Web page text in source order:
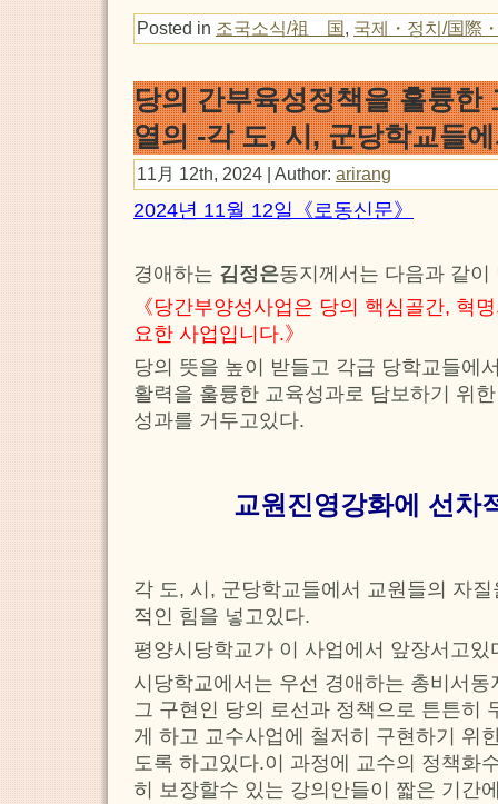
Posted in 조국소식/祖 国, 국제・정치/国際
당의 간부육성정책을 훌륭한
열의 -각 도, 시, 군당학교들
11月 12th, 2024 | Author: arirang
2024년 11월 12일《로동신문》
경애하는 김정은동지께서는 다음과 같이
《당간부양성사업은 당의 핵심골간, 혁
요한 사업입니다.》
당의 뜻을 높이 받들고 각급 당학교들에
활력을 훌륭한 교육성과로 담보하기 위
성과를 거두고있다.
교원진영강화에 선차
각 도, 시, 군당학교들에서 교원들의 자
적인 힘을 넣고있다.
평양시당학교가 이 사업에서 앞장서고있
시당학교에서는 우선 경애하는 총비서
그 구현인 당의 로선과 정책으로 튼튼히
게 하고 교수사업에 철저히 구현하기 위
도록 하고있다.이 과정에 교수의 정책화
히 보장할수 있는 강의안들이 짧은 기간